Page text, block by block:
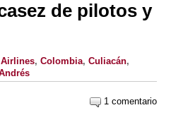
de pilotos y
, Colombia, Culiacán,
1 comentario